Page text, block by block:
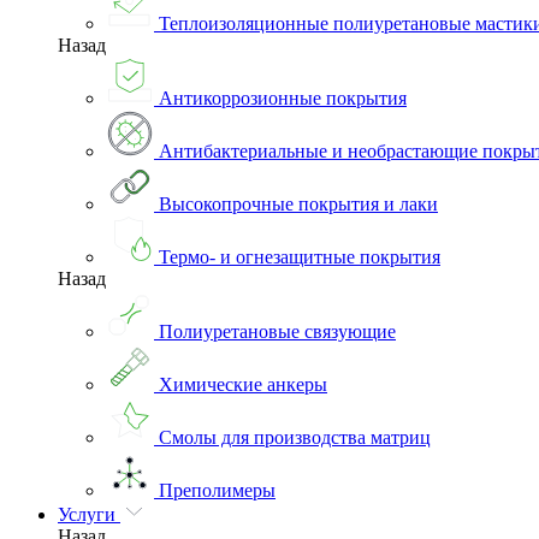
Теплоизоляционные полиуретановые
Назад
Антикоррозионные покрытия
Антибактериальные и необрастающие
Высокопрочные покрытия и лаки
Термо- и огнезащитные покрытия
Назад
Полиуретановые связующие
Химические анкеры
Смолы для производства матриц
Преполимеры
Услуги